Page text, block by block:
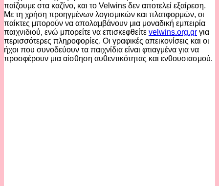
παίζουμε στα καζίνο, και το Velwins δεν αποτελεί εξαίρεση.
Με τη χρήση προηγμένων λογισμικών και πλατφορμών, οι
παίκτες μπορούν να απολαμβάνουν μια μοναδική εμπειρία
παιχνιδιού, ενώ μπορείτε να επισκεφθείτε velwins.org.gr για
περισσότερες πληροφορίες. Οι γραφικές απεικονίσεις και οι
ήχοι που συνοδεύουν τα παιχνίδια είναι φτιαγμένα για να
προσφέρουν μια αίσθηση αυθεντικότητας και ενθουσιασμού.